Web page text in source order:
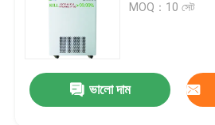
ভিডিও
ভিআর শো
আমাদের সম্পর্কে
MOQ：10 সেট
ভালো দাম